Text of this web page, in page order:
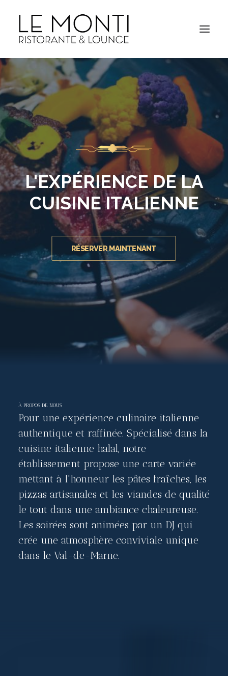
L'EXPÉRIENCE DE LA
CUISINE ITALIENNE
RÉSERVER MAINTENANT
À PROPOS DE NOUS
Pour une expérience culinaire italienne
authentique et raffinée. Spécialisé dans la
cuisine italienne halal, notre
établissement propose une carte variée
mettant à l'honneur les pâtes fraîches, les
pizzas artisanales et les viandes de qualité
le tout dans une ambiance chaleureuse.
Les soirées sont animées par un DJ qui
crée une atmosphère conviviale unique
dans le Val-de-Marne.